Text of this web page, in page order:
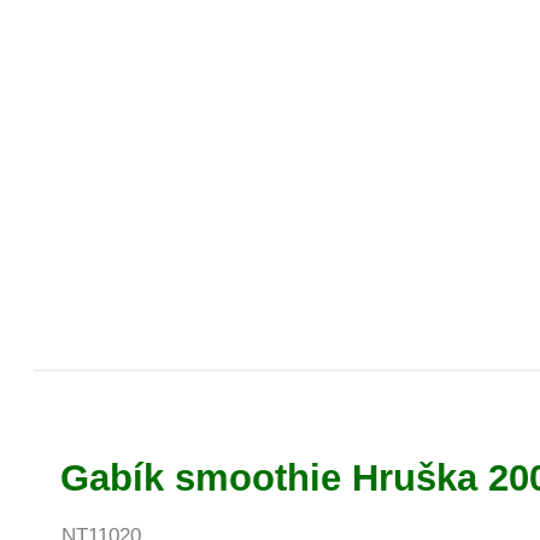
Gabík smoothie Hruška
NT11020